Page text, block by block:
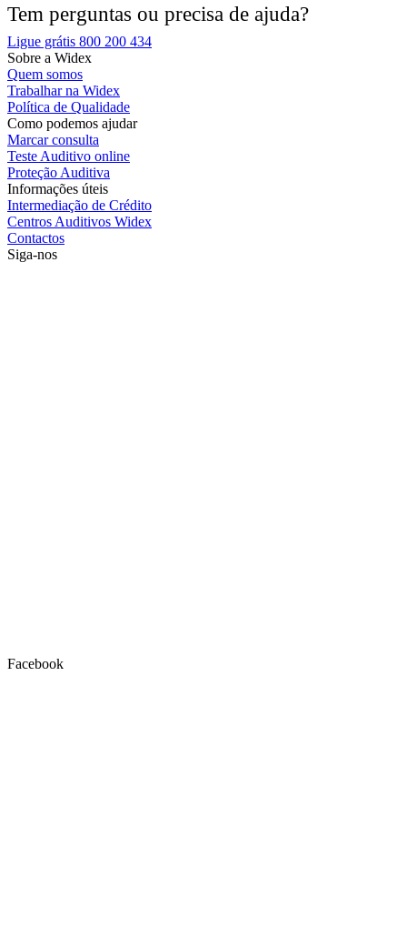
Tem perguntas ou precisa de ajuda?
Ligue grátis 800 200 434
Sobre a Widex
Quem somos
Trabalhar na Widex
Política de Qualidade
Como podemos ajudar
Marcar consulta
Teste Auditivo online
Proteção Auditiva
Informações úteis
Intermediação de Crédito
Centros Auditivos Widex
Contactos
Siga-nos
Facebook